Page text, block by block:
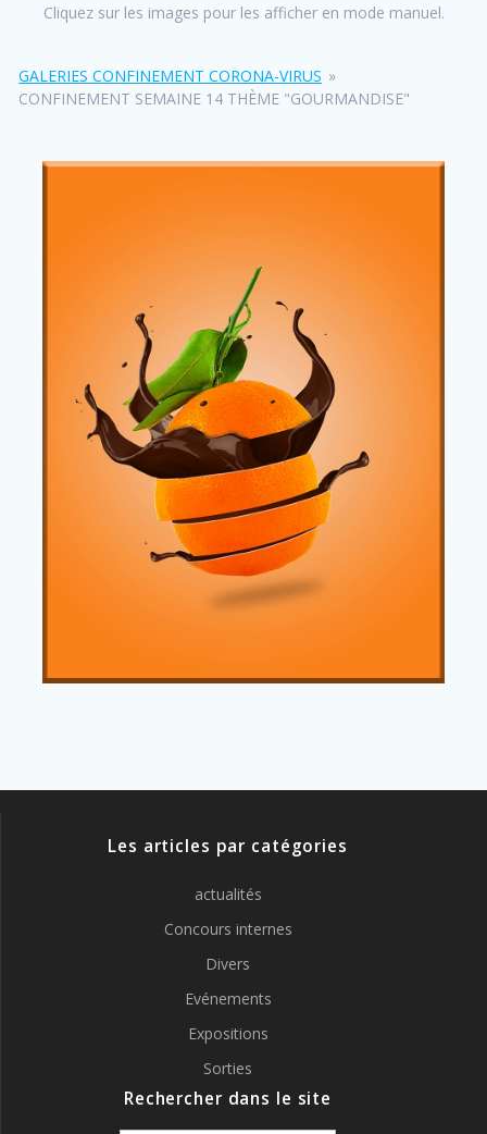
Cliquez sur les images pour les afficher en mode manuel.
GALERIES CONFINEMENT CORONA-VIRUS »
CONFINEMENT SEMAINE 14 THÈME "GOURMANDISE"
Les articles par catégories
actualités
Concours internes
Divers
Evénements
Expositions
Sorties
Rechercher dans le site